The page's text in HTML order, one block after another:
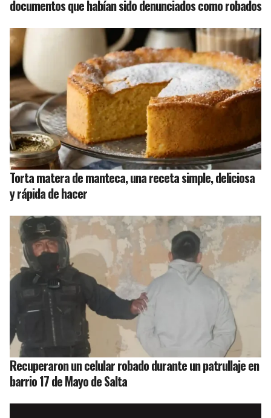
documentos que habían sido denunciados como robados
Torta matera de manteca, una receta simple, deliciosa
y rápida de hacer
Recuperaron un celular robado durante un patrullaje en
barrio 17 de Mayo de Salta